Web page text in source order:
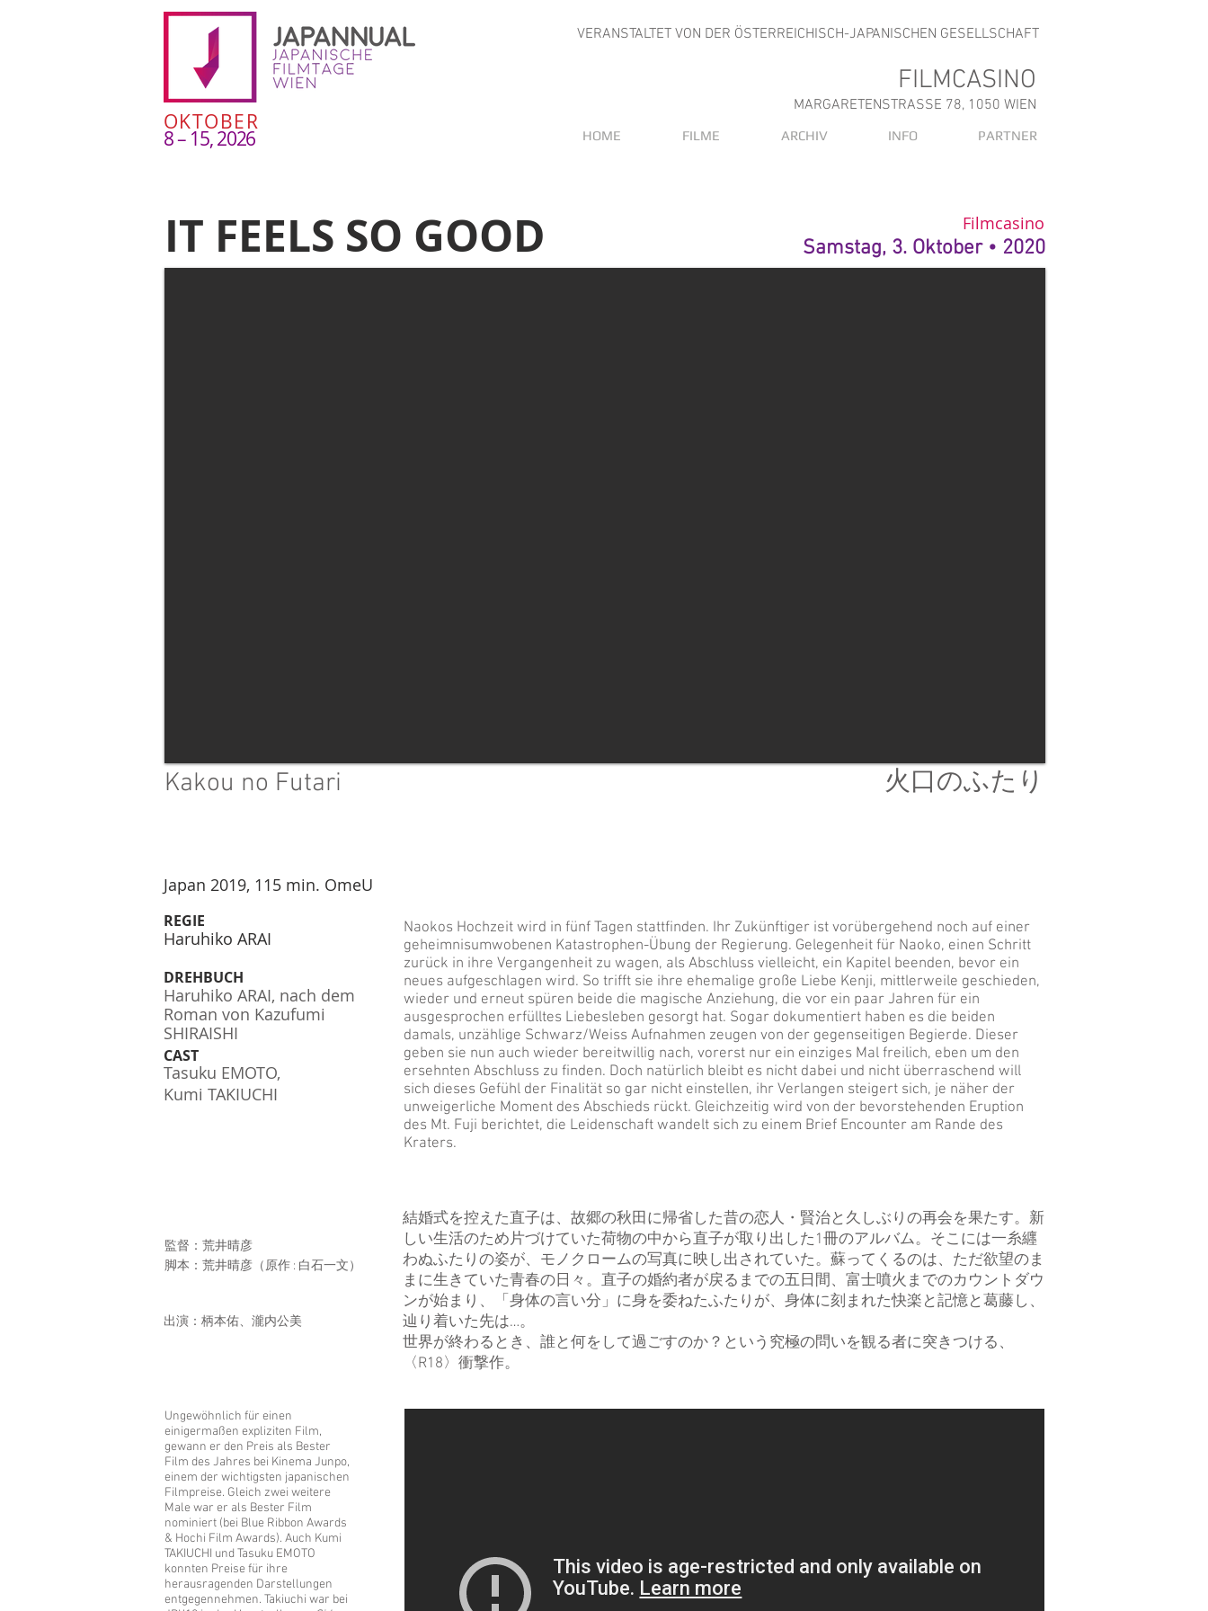
VERANSTALTET VON DER ÖSTERREICHISCH-JAPANISCHEN GESELLSCHAFT
FILMCASINO
MARGARETENSTRASSE 78, 1050 WIEN
OKTOBER
8 – 15, 2026 HOME FILME ARCHIV INFO PARTNER
Samstag, 3. Oktober • 2020
IT FEELS SO GOOD Filmcasino
Kakou no Futari 火口のふたり
REGIE
DREHBUCH
CAST
Japan 2019, 115 min. OmeU
Haruhiko ARAI
Haruhiko ARAI, nach dem
Roman von Kazufumi
SHIRAISHI
Tasuku EMOTO,
Kumi TAKIUCHI
Naokos Hochzeit wird in fünf Tagen stattfinden. Ihr Zukünftiger ist vorübergehend noch auf einer
geheimnisumwobenen Katastrophen-Übung der Regierung. Gelegenheit für Naoko, einen Schritt
zurück in ihre Vergangenheit zu wagen, als Abschluss vielleicht, ein Kapitel beenden, bevor ein
neues aufgeschlagen wird. So trifft sie ihre ehemalige große Liebe Kenji, mittlerweile geschieden,
wieder und erneut spüren beide die magische Anziehung, die vor ein paar Jahren für ein
ausgesprochen erfülltes Liebesleben gesorgt hat. Sogar dokumentiert haben es die beiden
damals, unzählige Schwarz/Weiss Aufnahmen zeugen von der gegenseitigen Begierde. Dieser
geben sie nun auch wieder bereitwillig nach, vorerst nur ein einziges Mal freilich, eben um den
ersehnten Abschluss zu finden. Doch natürlich bleibt es nicht dabei und nicht überraschend will
sich dieses Gefühl der Finalität so gar nicht einstellen, ihr Verlangen steigert sich, je näher der
unweigerliche Moment des Abschieds rückt. Gleichzeitig wird von der bevorstehenden Eruption
des Mt. Fuji berichtet, die Leidenschaft wandelt sich zu einem Brief Encounter am Rande des
Kraters.
監督：荒井晴彦
脚本：荒井晴彦（原作 : 白石一文）
出演：柄本佑、瀧内公美
結婚式を控えた直子は、故郷の秋田に帰省した昔の恋人・賢治と久しぶりの再会を果たす。新
しい生活のため片づけていた荷物の中から直子が取り出した1冊のアルバム。そこには一糸纒
わぬふたりの姿が、モノクロームの写真に映し出されていた。蘇ってくるのは、ただ欲望のま
まに生きていた青春の日々。直子の婚約者が戻るまでの五日間、富士噴火までのカウントダウ
ンが始まり、「身体の言い分」に身を委ねたふたりが、身体に刻まれた快楽と記憶と葛藤し、
辿り着いた先は…。
世界が終わるとき、誰と何をして過ごすのか？という究極の問いを観る者に突きつける、
〈R18〉衝撃作。
Ungewöhnlich für einen
einigermaßen expliziten Film,
gewann er den Preis als Bester
Film des Jahres bei Kinema Junpo,
einem der wichtigsten japanischen
Filmpreise. Gleich zwei weitere
Male war er als Bester Film
nominiert (bei Blue Ribbon Awards
& Hochi Film Awards). Auch Kumi
TAKIUCHI und Tasuku EMOTO
konnten Preise für ihre
herausragenden Darstellungen
entgegennehmen. Takiuchi war bei